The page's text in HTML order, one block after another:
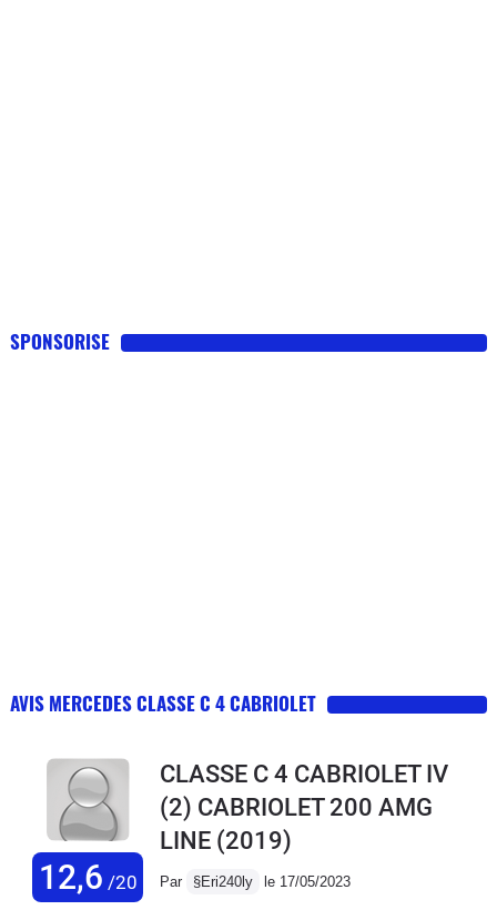
SPONSORISE
AVIS MERCEDES CLASSE C 4 CABRIOLET
12,6 /20
CLASSE C 4 CABRIOLET IV
(2) CABRIOLET 200 AMG
LINE (2019)
Par §Eri240ly le 17/05/2023